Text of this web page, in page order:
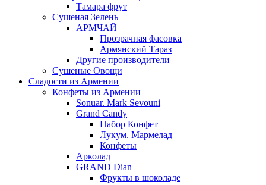
Тамара фрут
Сушеная Зелень
АРМЧАЙ
Прозрачная фасовка
Армянский Тараз
Другие производители
Сушеные Овощи
Сладости из Армении
Конфеты из Армении
Sonuar. Mark Sevouni
Grand Candy
Набор Конфет
Лукум. Мармелад
Конфеты
Арколад
GRAND Dian
Фрукты в шоколаде